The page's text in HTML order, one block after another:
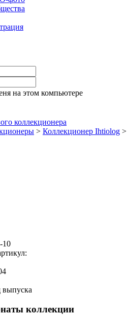
на этом компьютере
коллекционера
> Коллекционер Ihtiolog >
10
коллекции